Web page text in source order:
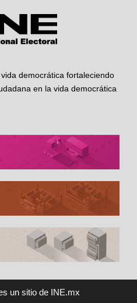
democrática fortaleciendo
en la vida democrática
un sitio de INE.mx